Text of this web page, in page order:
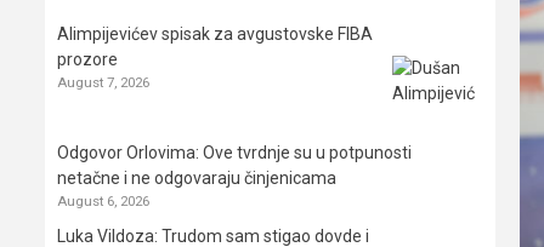
Alimpijevićev spisak za avgustovske FIBA
prozore
August 7, 2026
Odgovor Orlovima: ​Ove tvrdnje su u potpunosti
netačne i ne odgovaraju činjenicama
August 6, 2026
Luka Vildoza: Trudom sam stigao dovde i